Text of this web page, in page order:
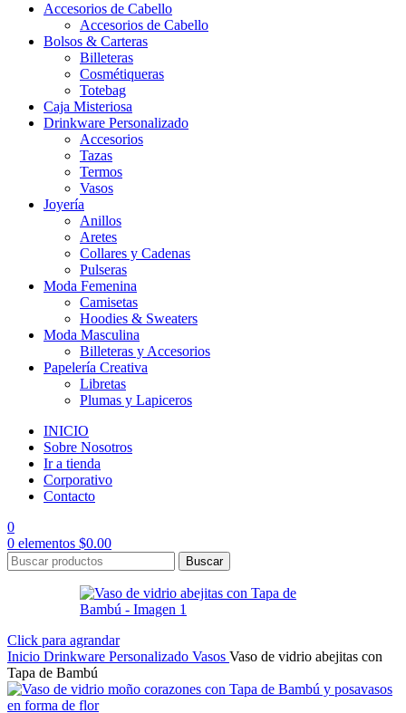
Accesorios de Cabello
Accesorios de Cabello
Bolsos & Carteras
Billeteras
Cosmétiqueras
Totebag
Caja Misteriosa
Drinkware Personalizado
Accesorios
Tazas
Termos
Vasos
Joyería
Anillos
Aretes
Collares y Cadenas
Pulseras
Moda Femenina
Camisetas
Hoodies & Sweaters
Moda Masculina
Billeteras y Accesorios
Papelería Creativa
Libretas
Plumas y Lapiceros
INICIO
Sobre Nosotros
Ir a tienda
Corporativo
Contacto
0
0 elementos $0.00
Buscar
Click para agrandar
Inicio Drinkware Personalizado Vasos Vaso de vidrio abejitas con
Tapa de Bambú